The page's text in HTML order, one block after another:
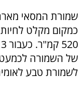
כמקום מקלט
לשמורת טבע